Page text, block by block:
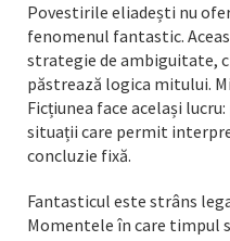
Povestirile eliadești nu
fenomenul fantastic.
strategie de ambiguitate,
păstrează logica mitului.
Ficțiunea face același
situații care permit
concluzie fixă.
Fantasticul este strâns
Momentele în care timpul